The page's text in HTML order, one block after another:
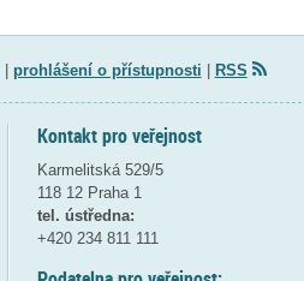
prohlášení o přístupnosti RSS
Kontakt pro veřejnost
Karmelitská 529/5
118 12 Praha 1
tel. ústředna:
+420 234 811 111